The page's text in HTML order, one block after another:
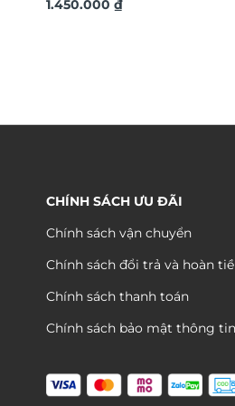
đẹp sang trọng TX684
1.450.000 ₫
CHÍNH SÁCH ƯU ĐÃI
Chính sách vận chuyển
Chính sách đổi trả và hoàn
Chính sách thanh toán
Chính sách bảo mật thông tin